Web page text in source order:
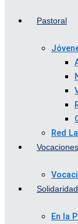
Pastoral
Red
Vocaciones
Solidaridad
En la